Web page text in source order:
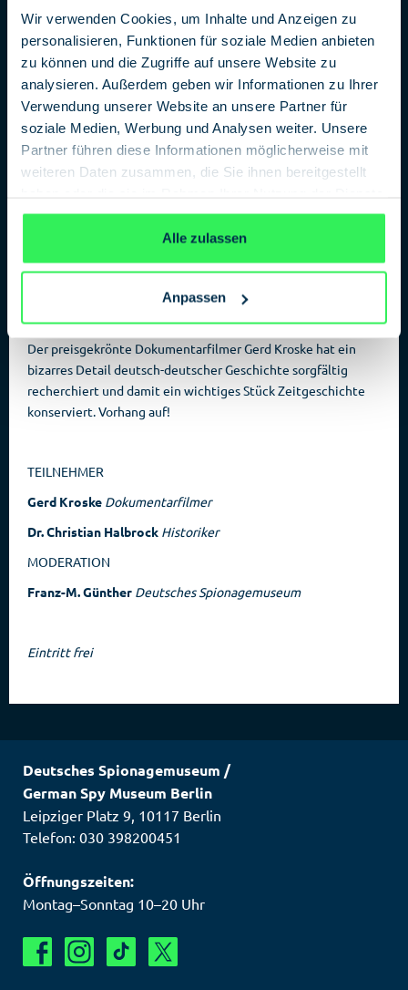
Wir verwenden Cookies, um Inhalte und Anzeigen zu
personalisieren, Funktionen für soziale Medien anbieten
zu können und die Zugriffe auf unsere Website zu
analysieren. Außerdem geben wir Informationen zu Ihrer
Verwendung unserer Website an unsere Partner für
soziale Medien, Werbung und Analysen weiter. Unsere
Partner führen diese Informationen möglicherweise mit
weiteren Daten zusammen, die Sie ihnen bereitgestellt
gesammelt haben.Datenschutzerklärung
Alle zulassen
Anpassen
DDR in den 1980er Jahren. Die Fluchtversuche mit Autos und
LKWs Richtung Westen nahmen zu. Metallarbeiter und
Staatssicherheit arbeiteten Hand in Hand für die
Verteidigung gegen den »Terrorismus«, um Fluchten aus der
DDR zu verhindern. In konspirativer Feierabendarbeit
tüftelten sie an neuen Schrankensystemen, Crashtests für die
Terrorabwehr, Karambolagen für den Ernstfall. Autos rasten
auf einem Armee-Testgelände in die neuen Sperranlagen und
hinterließen ein Bild der Zerstörung. Die neuen Schranken
von tragisch endenden Fluchten und Hinterbliebenen – und
gibt bizarre Einblicke in die deutsche Ingenieurskunst und
einer Kooperation zwischen Geheimdienst und Militär.
Der preisgekrönte Dokumentarfilmer Gerd Kroske hat ein
bizarres Detail deutsch-deutscher Geschichte sorgfältig
recherchiert und damit ein wichtiges Stück Zeitgeschichte
konserviert. Vorhang auf!
TEILNEHMER
Gerd Kroske Dokumentarfilmer
Dr. Christian Halbrock Historiker
MODERATION
Franz-M. Günther Deutsches Spionagemuseum
Eintritt frei
Deutsches Spionagemuseum /
German Spy Museum Berlin
Leipziger Platz 9, 10117 Berlin
Telefon: 030 398200451
Öffnungszeiten:
Montag–Sonntag 10–20 Uhr